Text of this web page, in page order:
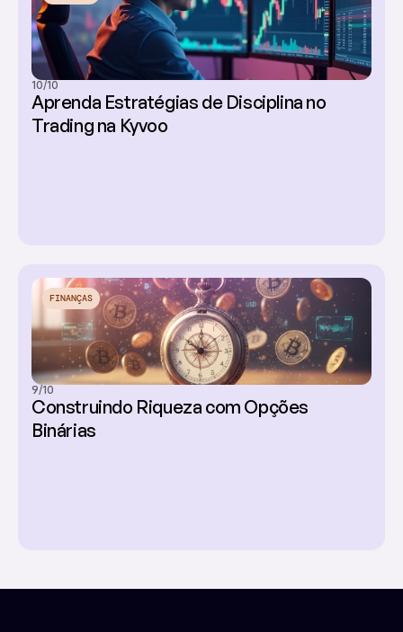
10/10
Aprenda Estratégias de Disciplina no
Trading na Kyvoo
FINANÇAS
9/10
Construindo Riqueza com Opções
Binárias